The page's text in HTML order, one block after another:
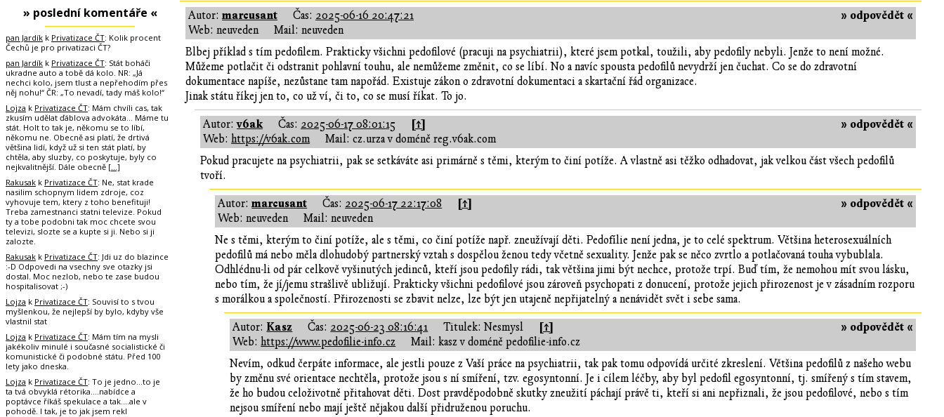
» odpovědět «
Autor:marcusant Čas: 2025-06-16 20:47:21
Web: neuveden
Mail: neuveden
Blbej příklad s tím pedofilem. Prakticky všichni pedofilové (pracuji na psychiatrii), které jsem potkal, toužili, aby pedofily nebyli. Jenže to není možné.
Můžeme potlačit či odstranit pohlavní touhu, ale nemůžeme změnit, co se líbí. No a navíc spousta pedofilů nevydrží jen čuchat. Co se do zdravotní
dokumentace napíše, nezůstane tam napořád. Existuje zákon o zdravotní dokumentaci a skartační řád organizace.
Jinak státu říkej jen to, co už ví, či to, co se musí říkat. To jo.
» odpovědět «
Autor:v6ak Čas: 2025-06-17 08:01:15 [↑]
Web:https://v6ak.com
Mail: cz.urza v doméně reg.v6ak.com
Pokud pracujete na psychiatrii, pak se setkáváte asi primárně s těmi, kterým to činí potíže. A vlastně asi těžko odhadovat, jak velkou část všech pedofilů
tvoří.
» odpovědět «
Autor:marcusant Čas: 2025-06-17 22:17:08 [↑]
Web: neuveden
Mail: neuveden
Ne s těmi, kterým to činí potíže, ale s těmi, co činí potíže např. zneužívají děti. Pedofílie není jedna, je to celé spektrum. Většina heterosexuálních
pedofilů má nebo měla dlohudobý partnerský vztah s dospělou ženou tedy včetně sexuality. Jenže pak se něco zvrtlo a potlačovaná touha vybublala.
Odhlédnu-li od pár celkově vyšinutých jedinců, kteří jsou pedofily rádi, tak většina jimi být nechce, protože trpí. Buď tím, že nemohou mít svou lásku,
nebo tím, že jí/jemu strašlivě ubližují. Prakticky všichni pedofilové jsou zároveň psychopati z donucení, protože jejich přirozenost je v zásadním rozporu
s morálkou a společností. Přirozenosti se zbavit nelze, lze být jen utajeně nepřijatelný a nenávidět svět i sebe sama.
» odpovědět «
Autor:Kasz Čas: 2025-06-23 08:16:41 Titulek: Nesmysl [↑]
Web:https://www.pedofilie-info.cz
Mail: kasz v doméně pedofilie-info.cz
Nevím, odkud čerpáte informace, ale jestli pouze z Vaší práce na psychiatrii, tak pak tomu odpovídá určité zkreslení. Většina pedofilů z našeho webu
by změnu své orientace nechtěla, protože jsou s ní smíření, tzv. egosyntonní. Je i cílem léčby, aby byl pedofil egosyntonní, tj. smířený s tím stavem,
že ho budou celoživotně přitahovat děti. Dost pravděpodobně skutky zneužití páchají právě ti, kteří si ani nepřiznali, že jsou pedofilové, nebo s tím
nejsou smíření nebo mají ještě nějakou další přidruženou poruchu.
» poslední komentáře «
pan Jardík k Privatizace ČT: Kolik procent
Čechů je pro privatizaci ČT?
pan Jardík k Privatizace ČT: Stát boháči
ukradne auto a tobě dá kolo. NR: „Já
nechci kolo, jsem tlust a nepřehodím přes
něj nohu!“ ČR: „To nevadí, tady máš kolo!“
Lojza k Privatizace ČT: Mám chvíli cas, tak
zkusím udělat ďáblova advokáta... Máme tu
stát. Holt to tak je, někomu se to líbí,
někomu ne. Obecně asi platí, že drtivá
většina lidí, když už si ten stát platí, by
chtěla, aby sluzby, co poskytuje, byly co
nejkvalitnější. Dále obecně […]
Rakusak k Privatizace ČT: Ne, stat krade
nasilim schopnym lidem zdroje, coz
vyhovuje tem, ktery z toho benefituji!
Treba zamestnanci statni televize. Pokud
ty a tobe podobni tak moc chcete svou
televizi, slozte se a kupte si ji. Nebo si ji
zalozte.
Rakusak k Privatizace ČT: Jdi uz do blazince
:-D Odpovedi na vsechny sve otazky jsi
dostal. Moc nezlob, nebo te zase budou
hospitalisovat ;-)
Lojza k Privatizace ČT: Souvisí to s tvou
myšlenkou, že nejlepší by bylo, kdyby vše
vlastnil stat
Lojza k Privatizace ČT: Mám tím na mysli
jakékoliv minulé i současné socialistické či
komunistické či podobné státu. Před 100
lety jako dneska.
Lojza k Privatizace ČT: To je jedno...to je
ta tvá obvyklá rétorika....nabídce a
poptávce říkáš spekulace a tak....ale v
pohodě. I tak, je to jak jsem rekl